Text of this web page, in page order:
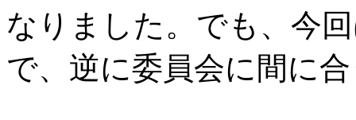
なりました。でも、今
で、逆に委員会に間に